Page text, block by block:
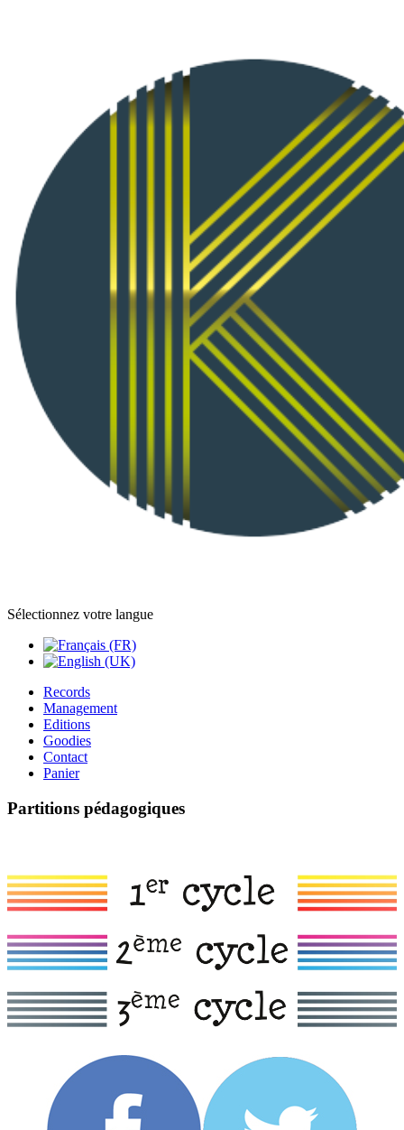
Sélectionnez votre langue
Records
Management
Editions
Goodies
Contact
Panier
Partitions pédagogiques